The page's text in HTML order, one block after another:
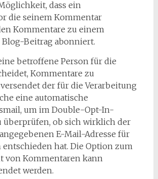
dass ein
die seinem Kommentar
Kommentare zu einem
Beitrag abonniert.
betroffene Person für die
Kommentare zu
der für die Verarbeitung
eine automatische
um im Double-Opt-In-
überprüfen, ob sich wirklich der
E-Mail-Adresse für
entschieden hat. Die Option zum
von Kommentaren kann
werden.